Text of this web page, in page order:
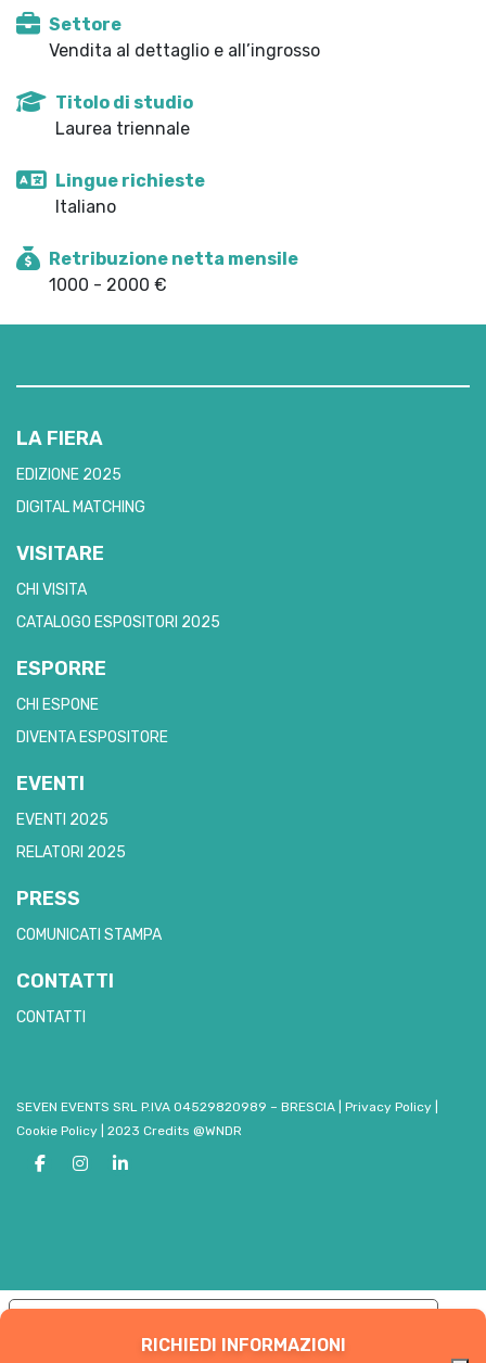
RICHIEDI INFORMAZIONI
Settore
Vendita al dettaglio e all’ingrosso
Titolo di studio
Laurea triennale
Lingue richieste
Italiano
Retribuzione netta mensile
1000 - 2000 €
LA FIERA
EDIZIONE 2025
DIGITAL MATCHING
VISITARE
CHI VISITA
CATALOGO ESPOSITORI 2025
ESPORRE
CHI ESPONE
DIVENTA ESPOSITORE
EVENTI
EVENTI 2025
RELATORI 2025
PRESS
COMUNICATI STAMPA
CONTATTI
CONTATTI
SEVEN EVENTS SRL P.IVA 04529820989 – BRESCIA Privacy Policy
Cookie Policy
2023 Credits @WNDR
Informativa sulla raccolta